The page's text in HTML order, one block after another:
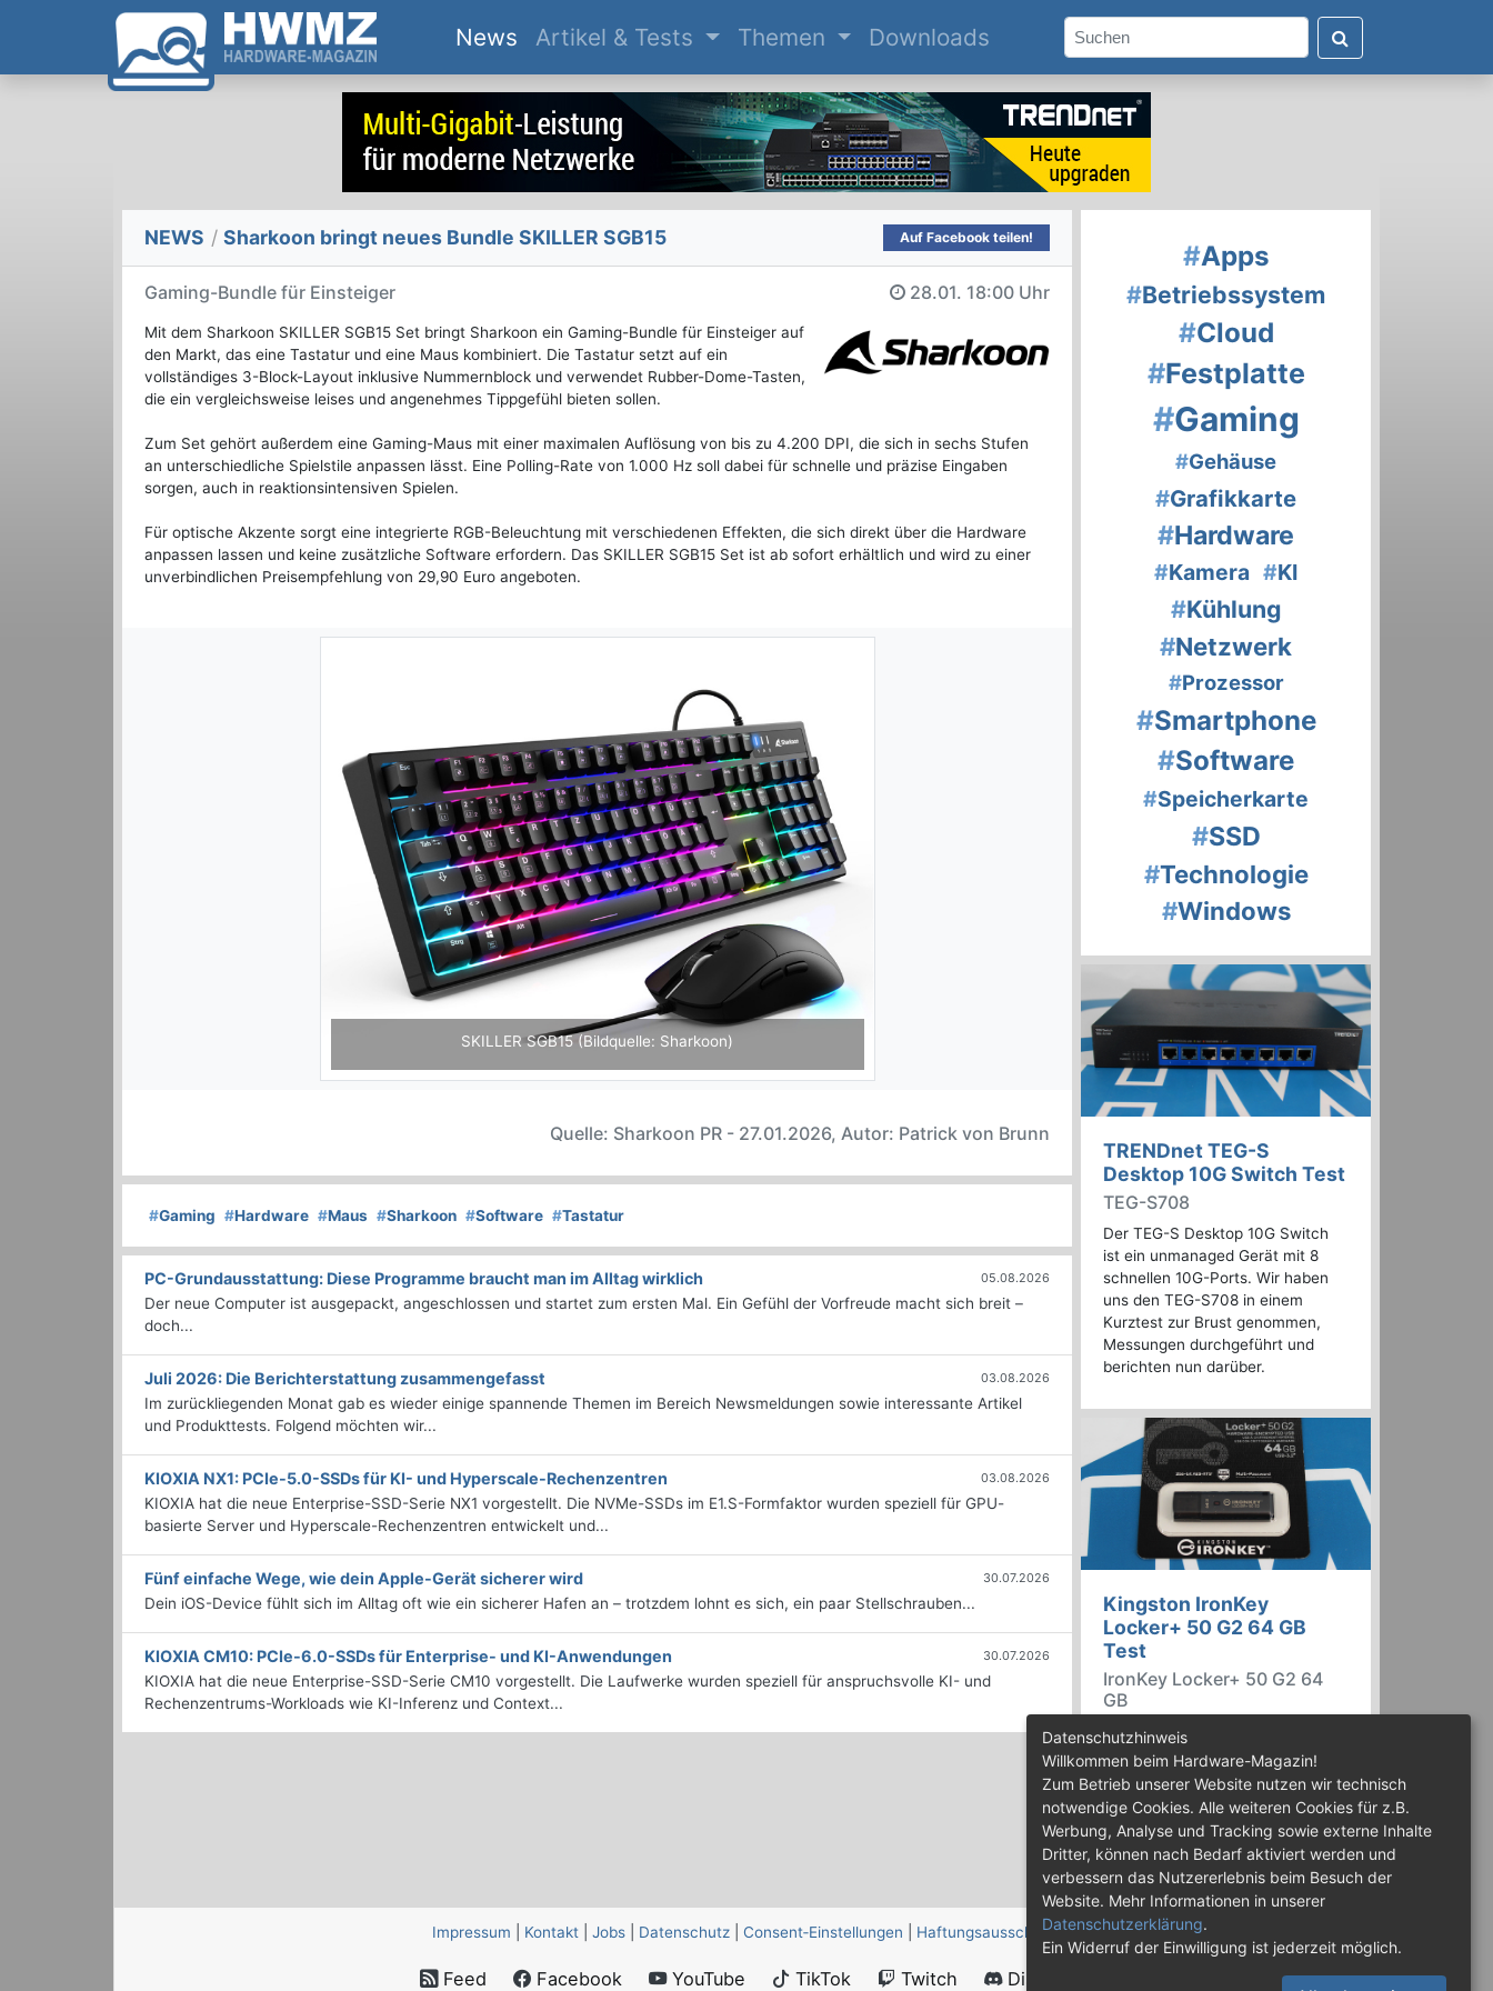
News(current)
Artikel & Tests Themen Downloads
NEWS / Sharkoon bringt neues Bundle SKILLER SGB15 Auf Facebook teilen!
Gaming-Bundle für Einsteiger 28.01. 18:00 Uhr
Mit dem Sharkoon SKILLER SGB15 Set bringt Sharkoon ein Gaming-Bundle für Einsteiger auf
den Markt, das eine Tastatur und eine Maus kombiniert. Die Tastatur setzt auf ein
vollständiges 3-Block-Layout inklusive Nummernblock und verwendet Rubber-Dome-Tasten,
die ein vergleichsweise leises und angenehmes Tippgefühl bieten sollen.
Zum Set gehört außerdem eine Gaming-Maus mit einer maximalen Auflösung von bis zu 4.200 DPI, die sich in sechs Stufen
an unterschiedliche Spielstile anpassen lässt. Eine Polling-Rate von 1.000 Hz soll dabei für schnelle und präzise Eingaben
sorgen, auch in reaktionsintensiven Spielen.
Für optische Akzente sorgt eine integrierte RGB-Beleuchtung mit verschiedenen Effekten, die sich direkt über die Hardware
anpassen lassen und keine zusätzliche Software erfordern. Das SKILLER SGB15 Set ist ab sofort erhältlich und wird zu einer
unverbindlichen Preisempfehlung von 29,90 Euro angeboten.
SKILLER SGB15 (Bildquelle: Sharkoon)
Quelle: Sharkoon PR - 27.01.2026, Autor: Patrick von Brunn
#Gaming #Hardware #Maus #Sharkoon #Software #Tastatur
PC-Grundausstattung: Diese Programme braucht man im Alltag wirklich 05.08.2026
Der neue Computer ist ausgepackt, angeschlossen und startet zum ersten Mal. Ein Gefühl der Vorfreude macht sich breit –
doch...
Juli 2026: Die Bericht­erstattung zusammengefasst 03.08.2026
Im zurückliegenden Monat gab es wieder einige spannende Themen im Bereich Newsmeldungen sowie interessante Artikel
und Produkttests. Folgend möchten wir...
KIOXIA NX1: PCIe-5.0-SSDs für KI- und Hyperscale-Rechenzentren 03.08.2026
KIOXIA hat die neue Enterprise-SSD-Serie NX1 vorgestellt. Die NVMe-SSDs im E1.S-Formfaktor wurden speziell für GPU-
basierte Server und Hyperscale-Rechenzentren entwickelt und...
Fünf einfache Wege, wie dein Apple-Gerät sicherer wird 30.07.2026
Dein iOS-Device fühlt sich im Alltag oft wie ein sicherer Hafen an – trotzdem lohnt es sich, ein paar Stellschrauben...
KIOXIA CM10: PCIe-6.0-SSDs für Enterprise- und KI-Anwendungen 30.07.2026
KIOXIA hat die neue Enterprise-SSD-Serie CM10 vorgestellt. Die Laufwerke wurden speziell für anspruchsvolle KI- und
Rechenzentrums-Workloads wie KI-Inferenz und Context...
#Apps
#Betriebssystem
#Cloud
#Festplatte
#Gaming
#Gehäuse
#Grafikkarte
#Hardware
#Kamera #KI
#Kühlung
#Netzwerk
#Prozessor
#Smartphone
#Software
#Speicherkarte
#SSD
#Technologie
#Windows
TRENDnet TEG-S
Desktop 10G Switch Test
TEG-S708
Der TEG-S Desktop 10G Switch
ist ein unmanaged Gerät mit 8
schnellen 10G-Ports. Wir haben
uns den TEG-S708 in einem
Kurztest zur Brust genommen,
Messungen durchgeführt und
berichten nun darüber.
Kingston IronKey
Locker+ 50 G2 64 GB
Test
IronKey Locker+ 50 G2 64
GB
Der IronKey Locker+ 50 G2 von
Kingston ist ein USB-
Flashspeicher mit 256 Bit starker
AES-HW-Verschlüsselung im XTS-
Modus. Wir haben das 64-GB-
Modell im Praxistest genauer
begutachtet.
Impressum Kontakt Jobs Datenschutz Consent‑Einstellungen Haftungsausschluss
Feed Facebook YouTube TikTok Twitch Discord
Datenschutzhinweis
Willkommen beim Hardware-Magazin!
Zum Betrieb unserer Website nutzen wir technisch
notwendige Cookies. Alle weiteren Cookies für z.B.
Werbung, Analyse und Tracking sowie externe Inhalte
Dritter, können nach Bedarf aktiviert werden und
verbessern das Nutzererlebnis beim Besuch der
Website. Mehr Informationen in unserer
Datenschutzerklärung.
Ein Widerruf der Einwilligung ist jederzeit möglich.